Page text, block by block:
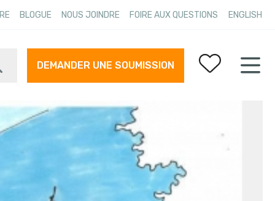
BLOGUE NOUS JOINDRE FOIRE AUX QUESTIONS ENGLISH
DEMANDER UNE SOUMISSION Vos favoris